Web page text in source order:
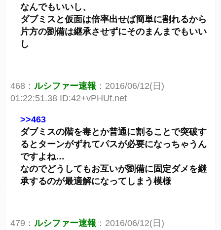
なんでもいいし、
ダブミスと仮面は倍率出せば簡単に割れるから
片方の劉備は継承させずにそのまんまでもいい
し
468： ルシファー速報 ：2016/06/12(日)
01:22:51.38 ID:42+vPHUf.net
>>463
ダブミスの階を毒とか普通に割ることで突破す
るとターンがずれてパスが必要になっちゃうん
ですよね…
なのでどうしてもお互いが劉備に固定ダメを継
承するのが最適解になってしまう模様
479： ルシファー速報 ：2016/06/12(日)